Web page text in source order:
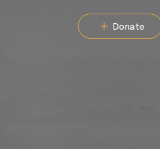
Donate